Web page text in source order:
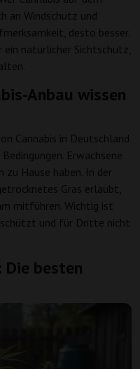
an Windschutz und
desto besser.
natürlicher Sichtschutz,
Anbau wissen
Cannabis in Deutschland
Erwachsene
Hause haben. In der
Gras erlaubt,
mitführen. Wichtig ist
und für Dritte nicht
besten